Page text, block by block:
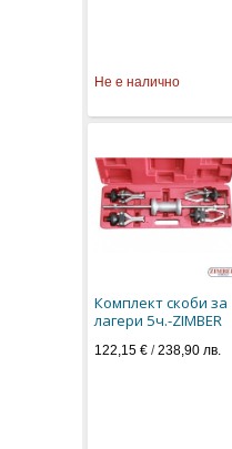
Не е налично
Комплект скоби за
лагери 5ч.-ZIMBER
122,15 € /238,90 лв.